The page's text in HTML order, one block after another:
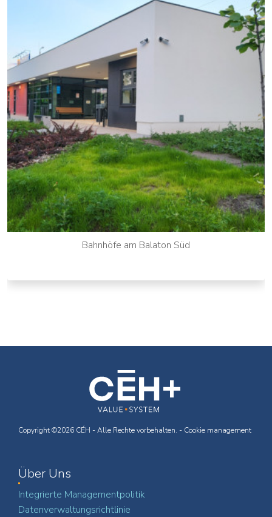
Bahnhöfe am Balaton Süd
Copyright ©2026 CÉH - Alle Rechte vorbehalten. - Cookie management
Über Uns
Integrierte Managementpolitik
Datenverwaltungsrichtlinie